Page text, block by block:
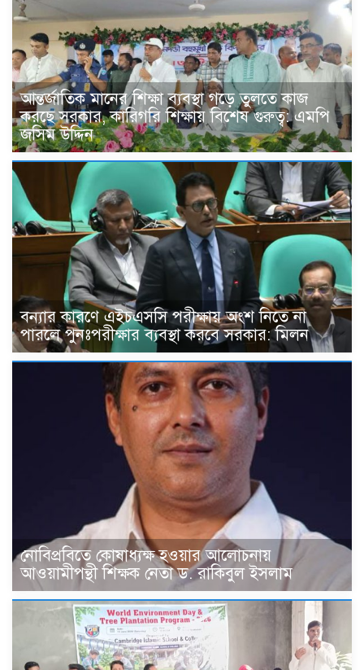
আন্তর্জাতিক মানের শিক্ষা ব্যবস্থা গড়ে তুলতে কাজ
করছে সরকার, কারিগরি শিক্ষায় বিশেষ গুরুত্ব: এমপি
জসিম উদ্দিন
বন্যার কারণে এইচএসসি পরীক্ষায় অংশ নিতে না
পারলে পুনঃপরীক্ষার ব্যবস্থা করবে সরকার: মিলন
নোবিপ্রবিতে কোষাধ্যক্ষ হওয়ার আলোচনায়
আওয়ামীপন্থী শিক্ষক নেতা ড. রাকিবুল ইসলাম